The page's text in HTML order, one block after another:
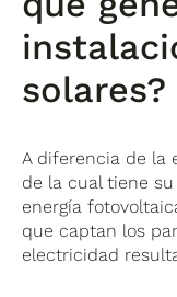
solares?
A diferencia de la
de la cual tiene
energía
que captan los
electricidad